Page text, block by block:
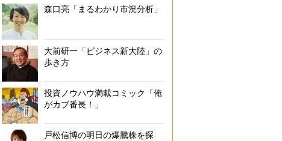
森口亮「まるわかり市況分析」
大前研一「ビジネス新大陸」の
歩き方
投資ノウハウ満載コミック「俺
がカブ番長！」
戸松信博の明日の爆騰株を探